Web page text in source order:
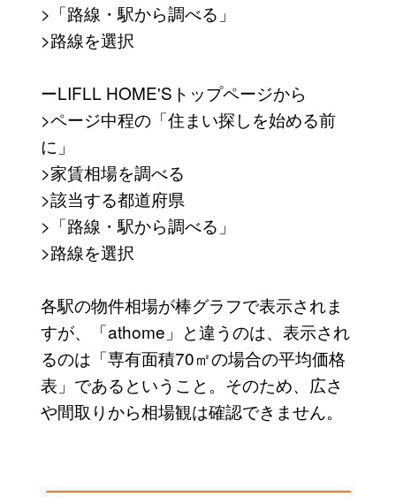
>「路線・駅から調べる」
>路線を選択
ーLIFLL HOME'Sトップページから
>ページ中程の「住まい探しを始める前
に」
>家賃相場を調べる
>該当する都道府県
>「路線・駅から調べる」
>路線を選択
各駅の物件相場が棒グラフで表示されま
すが、「athome」と違うのは、表示され
るのは「専有面積70㎡の場合の平均価格
表」であるということ。そのため、広さ
や間取りから相場観は確認できません。